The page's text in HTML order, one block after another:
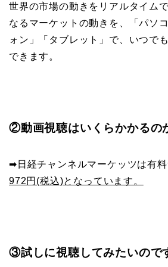
世界の市場の動きをリアルタイム
なるマーケットの動きを、「パソ
ォン」「タブレット」で、いつで
できます。
②動画視聴はいくらかかるの
➡︎日経チャンネルマーケッツは有
972円(税込)となっています。
③試しに視聴してみたいので